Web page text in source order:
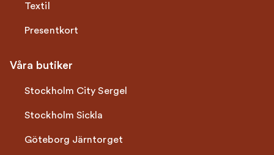
Textil
Presentkort
Våra butiker
Stockholm City Sergel
Stockholm Sickla
Göteborg Järntorget